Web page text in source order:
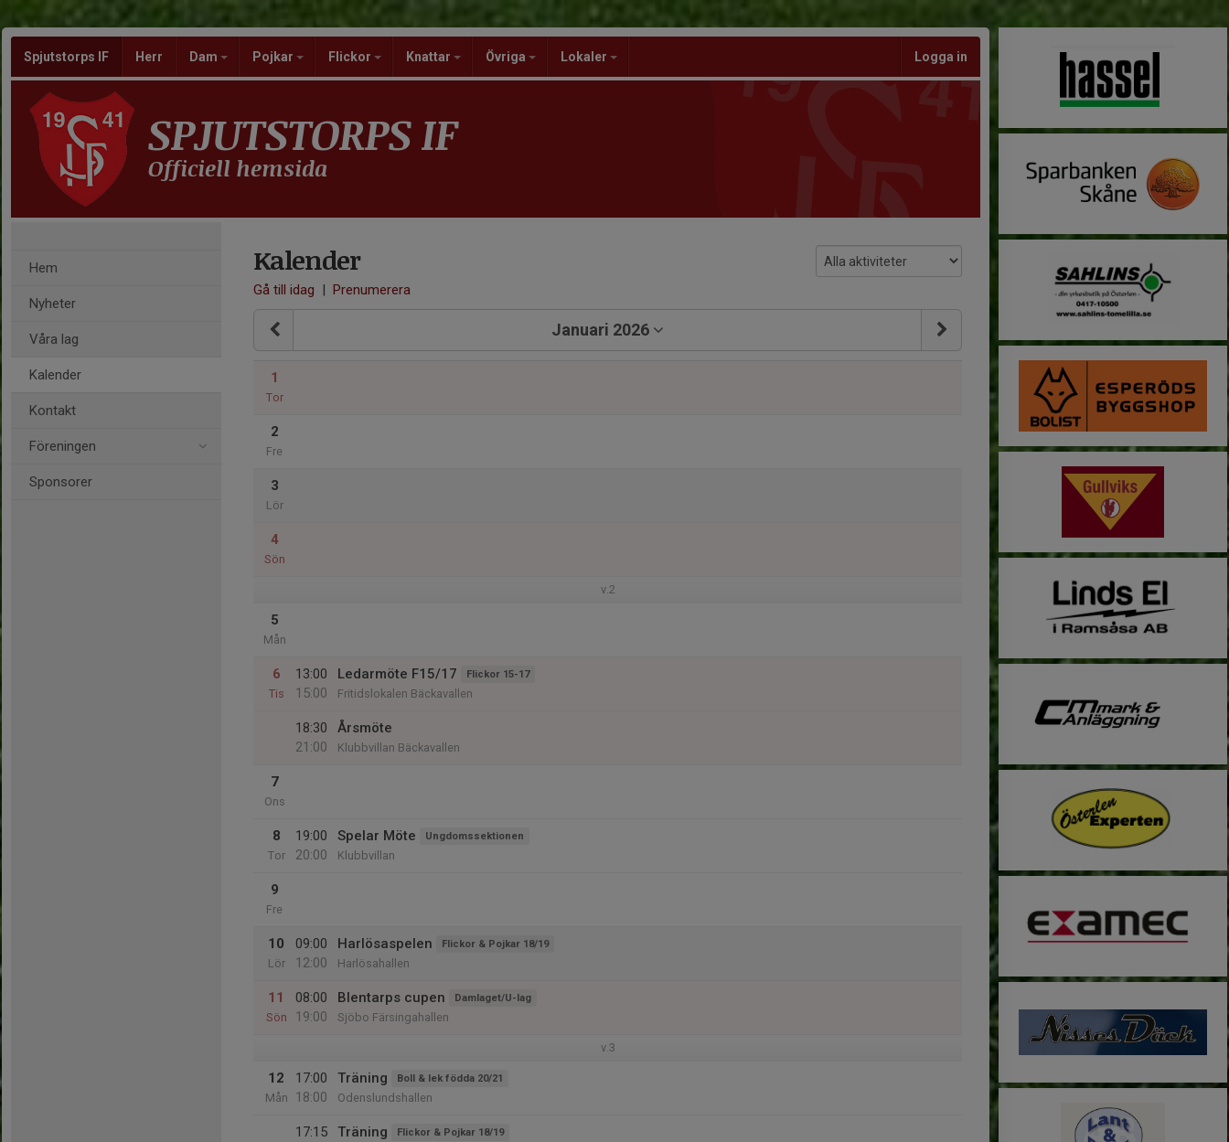
Spjutstorps IF Herr Dam Pojkar Flickor Knattar Övriga Lokaler Logga in
SPJUTSTORPS IF
Officiell hemsida
Hem
Nyheter
Våra lag
Kalender
Kontakt
Föreningen
Sponsorer
Kalender
Gå till idag | Prenumerera
Januari 2026
1
Tor
2
Fre
3
Lör
4
Sön
v.2
5
Mån
6
Tis
13:00
15:00
Ledarmöte F15/17 Flickor 15-17
Fritidslokalen Bäckavallen
18:30
21:00
Årsmöte
Klubbvillan Bäckavallen
7
Ons
8
Tor
19:00
20:00
Spelar Möte Ungdomssektionen
Klubbvillan
9
Fre
10
Lör
09:00
12:00
Harlösaspelen Flickor & Pojkar 18/19
Harlösahallen
11
Sön
08:00
19:00
Blentarps cupen Damlaget/U-lag
Sjöbo Färsingahallen
v.3
12
Mån
17:00
18:00
Träning Boll & lek födda 20/21
Odenslundshallen
17:15
Träning Flickor & Pojkar 18/19